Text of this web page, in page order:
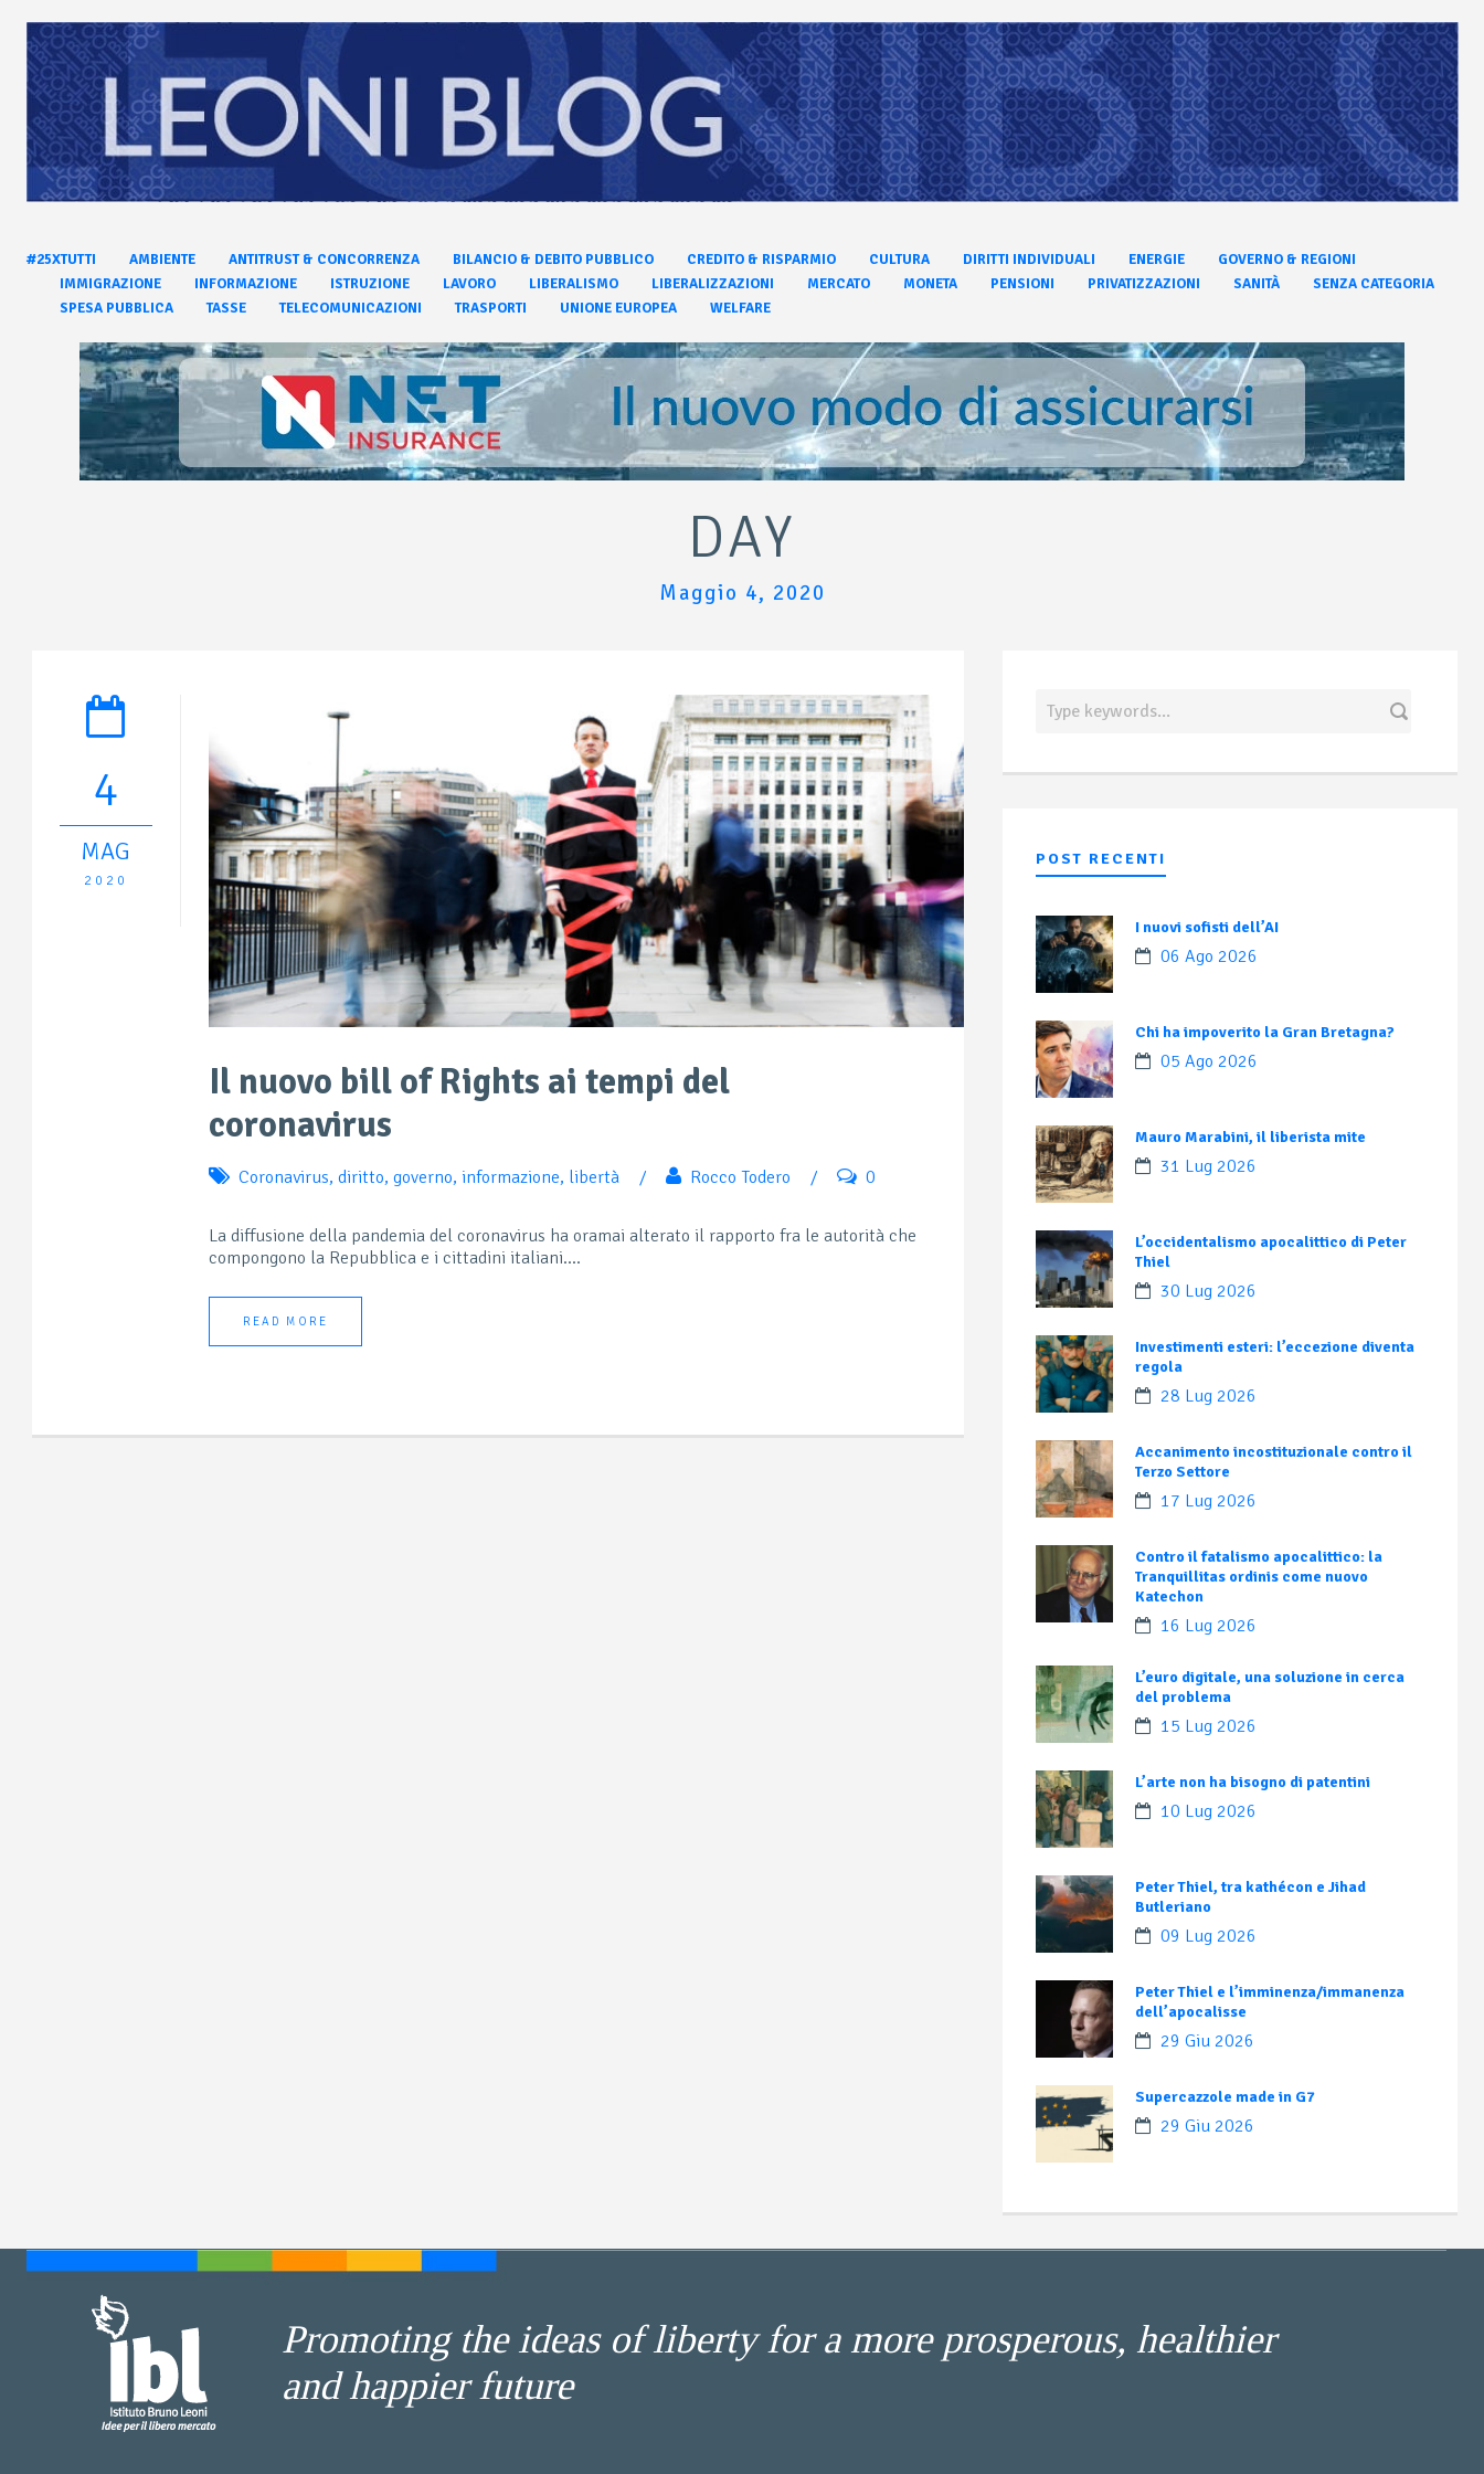
#25XTUTTI AMBIENTE ANTITRUST & CONCORRENZA BILANCIO & DEBITO PUBBLICO CREDITO & RISPARMIO CULTURA DIRITTI INDIVIDUALI ENERGIE
GOVERNO & REGIONI
IMMIGRAZIONE
INFORMAZIONE ISTRUZIONE LAVORO LIBERALISMO LIBERALIZZAZIONI MERCATO MONETA PENSIONI PRIVATIZZAZIONI SANITÀ
SENZA CATEGORIA
SPESA PUBBLICA
TASSE TELECOMUNICAZIONI TRASPORTI UNIONE EUROPEA WELFARE
DAY
Maggio 4, 2020
4
MAG
2020
Il nuovo bill of Rights ai tempi del
coronavirus
Coronavirus, diritto, governo, informazione, libertà / Rocco Todero / 0
La diffusione della pandemia del coronavirus ha oramai alterato il rapporto fra le autorità che
compongono la Repubblica e i cittadini italiani....
READ MORE
POST RECENTI
I nuovi sofisti dell’AI
06 Ago 2026
Chi ha impoverito la Gran Bretagna?
05 Ago 2026
Mauro Marabini, il liberista mite
31 Lug 2026
L’occidentalismo apocalittico di Peter
Thiel
30 Lug 2026
Investimenti esteri: l’eccezione diventa
regola
28 Lug 2026
Accanimento incostituzionale contro il
Terzo Settore
17 Lug 2026
Contro il fatalismo apocalittico: la
Tranquillitas ordinis come nuovo
Katechon
16 Lug 2026
L’euro digitale, una soluzione in cerca
del problema
15 Lug 2026
L’arte non ha bisogno di patentini
10 Lug 2026
Peter Thiel, tra kathécon e Jihad
Butleriano
09 Lug 2026
Peter Thiel e l’imminenza/immanenza
dell’apocalisse
29 Giu 2026
Supercazzole made in G7
29 Giu 2026
Promoting the ideas of liberty for a more prosperous, healthier
and happier future